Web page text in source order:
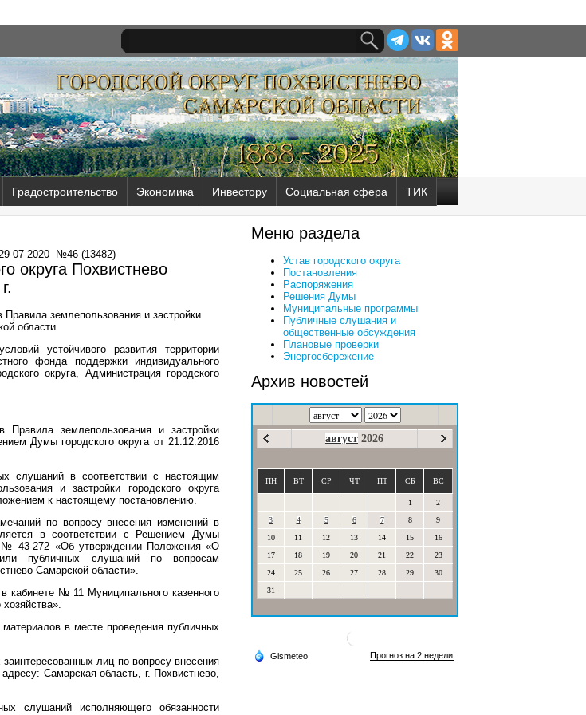
Градостроительство Экономика Инвестору Социальная сфера ТИК
07-2020 №46 (13482)
округа Похвистнево
землепользования и застройки
области
устойчивого развития территории
фонда поддержки индивидуального
округа, Администрация городского
землепользования и застройки
Думы городского округа от 21.12.2016
слушаний в соответствии с настоящим
и застройки городского округа
к настоящему постановлению.
по вопросу внесения изменений в
в соответствии с Решением Думы
№ 43-272 «Об утверждении Положения «О
публичных слушаний по вопросам
Самарской области».
кабинете № 11 Муниципального казенного
в месте проведения публичных
лиц по вопросу внесения
Самарская область, г. Похвистнево,
слушаний исполняющего обязанности
Меню раздела
Устав городского округа
Постановления
Распоряжения
Решения Думы
Муниципальные программы
Публичные слушания и
общественные обсуждения
Плановые проверки
Энергосбережение
Архив новостей
август 2026
ПН ВТ СР ЧТ ПТ СБ ВС
1
2
3
4 5 6 7 8
9
10
11 12 13 14 15
16
17
18 19 20 21 22
23
24
25 26 27 28 29
30
31